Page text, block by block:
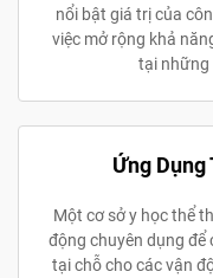
nổi bật giá trị của
việc mở rộng khả
tại những
Ứng Dụng
Một cơ sở y học thể
động chuyên dụng để
tại chỗ cho các vận